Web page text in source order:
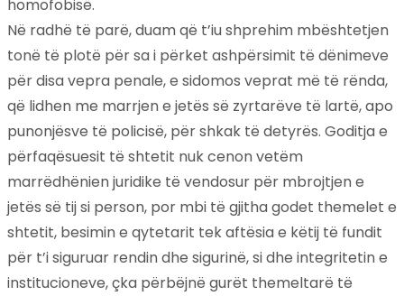
homofobisë.
Në radhë të parë, duam që t’iu shprehim mbështetjen
tonë të plotë për sa i përket ashpërsimit të dënimeve
për disa vepra penale, e sidomos veprat më të rënda,
që lidhen me marrjen e jetës së zyrtarëve të lartë, apo
punonjësve të policisë, për shkak të detyrës. Goditja e
përfaqësuesit të shtetit nuk cenon vetëm
marrëdhënien juridike të vendosur për mbrojtjen e
jetës së tij si person, por mbi të gjitha godet themelet e
shtetit, besimin e qytetarit tek aftësia e këtij të fundit
për t’i siguruar rendin dhe sigurinë, si dhe integritetin e
institucioneve, çka përbëjnë gurët themeltarë të